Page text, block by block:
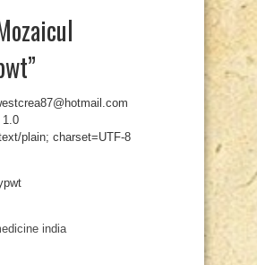
1.0
plain; charset=UTF-8
india